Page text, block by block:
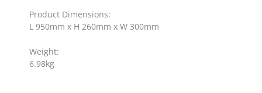
Product Dimensions:
L 950mm x H 260mm x W 300mm
Weight:
6.98kg